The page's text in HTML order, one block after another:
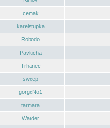
cemak
karelstupka
Robodo
Pavlucha
Trhanec
sweep
gorgeNo1
tarmara
Warder